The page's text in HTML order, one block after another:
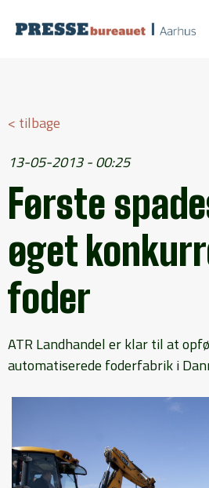
< tilbage
13-05-2013 - 00:25
Første
øget
foder
ATR Landhandel er klar til at
automatiserede foderfabrik i